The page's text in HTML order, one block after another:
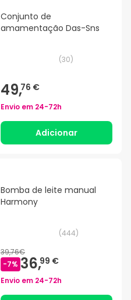
Conjunto de
amamentação Das-Sns
(30)
49,76 €
Envio em 24-72h
Adicionar
Bomba de leite manual
Harmony
(444)
39,76€
-7% 36,99 €
Envio em 24-72h